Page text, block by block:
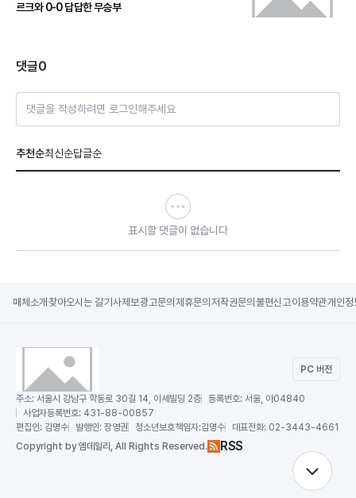
르크와 0-0 답답한 무승부
댓글0
댓글을 작성하려면 로그인해주세요
추천순최신순답글순
표시할 댓글이 없습니다
매체소개 찾아오시는 길기사제보광고문의 제휴문의 저작권문의 불편신고이용약관개인정
PC 버전
주소: 서울시 강남구 학동로 30길 14, 이세빌딩 2층 등록번호: 서울, 아04840
사업자등록번호: 431-88-00857
편집인: 김명수 발행인: 장영권 청소년보호책임자:김명수 대표전화: 02-3443-4661
Copyright by 엠데일리, All Rights Reserved. RSS